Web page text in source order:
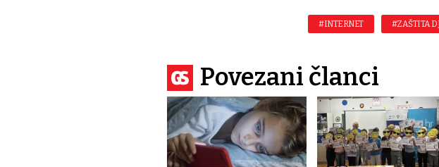
#INTERNET #ZAŠTITA
Povezani članci